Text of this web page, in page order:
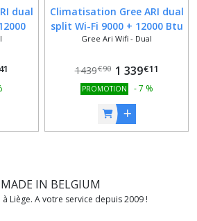
dual
41
Climatisation Gree ARI dual
split Wi-Fi 9000 + 12000 Btu
(U.E.14) GREE R32 classe
Gree Ari Wifi - Dual
1439€90 1 339€11
PROMOTION - 7 %
IN BELGIUM
à Liège. A votre service depuis 2009 !